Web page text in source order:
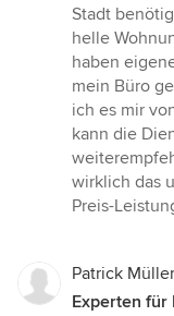
Stadt
helle
haben
mein Büro
ich es mir
kann die
wirklich das
Preis-
Patrick
Experten für